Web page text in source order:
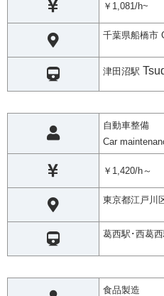
￥1,081/h~
千葉県船橋市
津田沼駅
自動車整備
Car
￥1,420/h～
東京都江戸川
葛西駅･西葛
食品製造